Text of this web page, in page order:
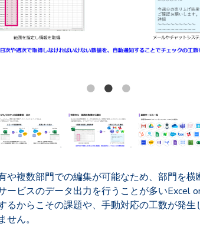
や複数部門での編集が可能なため、部門を横
ービスのデータ出力を行うことが多いExcel
るからこその課題や、手動対応の工数が発生
せん。